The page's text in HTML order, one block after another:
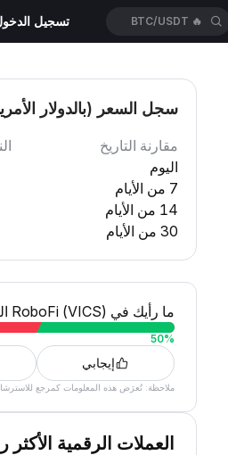
🔥
BTC/USDT تسجيل
سجل السعر (بالدولار
مقارنة التاريخ
اليوم
7 من الأيام
14 من الأيام
30 من الأيام
ما رأيك في RoboFi (VICS) اليوم؟
50%
إيجابي
ملاحظة: تُعرَض هذه المعلومات كمرجع
العملات الرقمية الأكثر